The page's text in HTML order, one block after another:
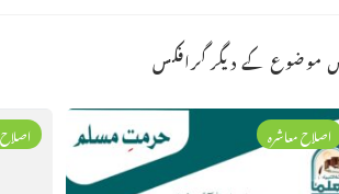
موضوع کے دیگر گرافکس
اصلاح معاشرہ